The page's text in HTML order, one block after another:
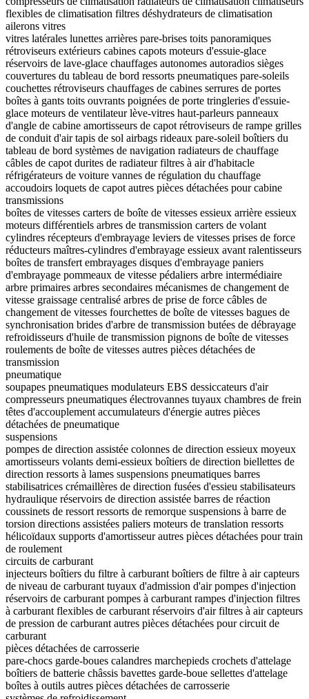
flexibles de climatisation filtres déshydrateurs de climatisation
ailerons vitres
vitres latérales lunettes arrières pare-brises toits panoramiques
rétroviseurs extérieurs cabines capots moteurs d'essuie-glace
réservoirs de lave-glace chauffages autonomes autoradios sièges
couvertures du tableau de bord ressorts pneumatiques pare-soleils
couchettes rétroviseurs chauffages de cabines serrures de portes
boîtes à gants toits ouvrants poignées de porte tringleries d'essuie-
glace moteurs de ventilateur lève-vitres haut-parleurs panneaux
d'angle de cabine amortisseurs de capot rétroviseurs de rampe grilles
de conduit d'air tapis de sol airbags rideaux pare-soleil boîtiers du
tableau de bord systèmes de navigation radiateurs de chauffage
câbles de capot durites de radiateur filtres à air d'habitacle
réfrigérateurs de voiture vannes de régulation du chauffage
accoudoirs loquets de capot autres pièces détachées pour cabine
transmissions
boîtes de vitesses carters de boîte de vitesses essieux arrière essieux
moteurs différentiels arbres de transmission carters de volant
cylindres récepteurs d'embrayage leviers de vitesses prises de force
réducteurs maîtres-cylindres d'embrayage essieux avant ralentisseurs
boîtes de transfert embrayages disques d'embrayage paniers
d'embrayage pommeaux de vitesse pédaliers arbre intermédiaire
arbre primaires arbres secondaires mécanismes de changement de
vitesse graissage centralisé arbres de prise de force câbles de
changement de vitesses fourchettes de boîte de vitesses bagues de
synchronisation brides d'arbre de transmission butées de débrayage
refroidisseurs d'huile de transmission pignons de boîte de vitesses
roulements de boîte de vitesses autres pièces détachées de
transmission
pneumatique
soupapes pneumatiques modulateurs EBS dessiccateurs d'air
compresseurs pneumatiques électrovannes tuyaux chambres de frein
têtes d'accouplement accumulateurs d'énergie autres pièces
détachées de pneumatique
suspensions
pompes de direction assistée colonnes de direction essieux moyeux
amortisseurs volants demi-essieux boîtiers de direction biellettes de
direction ressorts à lames suspensions pneumatiques barres
stabilisatrices crémaillères de direction fusées d'essieu stabilisateurs
hydraulique réservoirs de direction assistée barres de réaction
coussinets de ressort ressorts de remorque suspensions à barre de
torsion directions assistées paliers moteurs de translation ressorts
hélicoïdaux supports d'amortisseur autres pièces détachées pour train
de roulement
circuits de carburant
injecteurs boîtiers du filtre à carburant boîtiers de filtre à air capteurs
de niveau de carburant tuyaux d'admission d'air pompes d'injection
réservoirs de carburant pompes à carburant rampes d'injection filtres
à carburant flexibles de carburant réservoirs d'air filtres à air capteurs
de pression de carburant autres pièces détachées pour circuit de
carburant
pièces détachées de carrosserie
pare-chocs garde-boues calandres marchepieds crochets d'attelage
boîtiers de batterie châssis bavettes garde-boue sellettes d'attelage
boîtes à outils autres pièces détachées de carrosserie